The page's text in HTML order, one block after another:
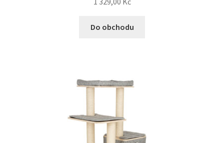
Do obchodu